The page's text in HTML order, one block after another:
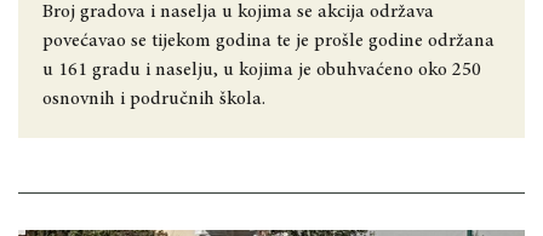
Broj gradova i naselja u kojima se akcija održava
povećavao se tijekom godina te je prošle godine održana
u 161 gradu i naselju, u kojima je obuhvaćeno oko 250
osnovnih i područnih škola.